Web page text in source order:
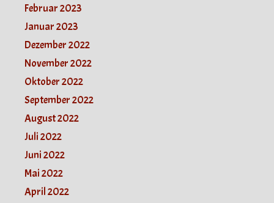
Februar 2023
Januar 2023
Dezember 2022
November 2022
Oktober 2022
September 2022
August 2022
Juli 2022
Juni 2022
Mai 2022
April 2022